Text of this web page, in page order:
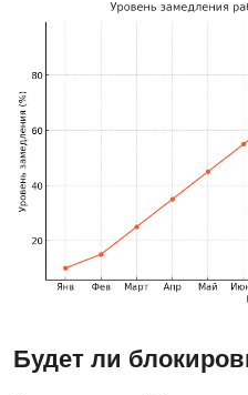
Будет ли